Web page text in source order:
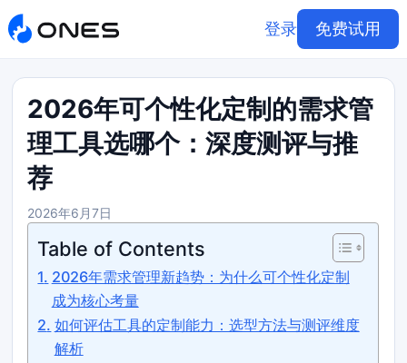
登录 免费试用
2026年可个性化定制的需求管
理工具选哪个：深度测评与推
荐
2026年6月7日
Table of Contents
2026年需求管理新趋势：为什么可个性化定制
成为核心考量
如何评估工具的定制能力：选型方法与测评维度
解析